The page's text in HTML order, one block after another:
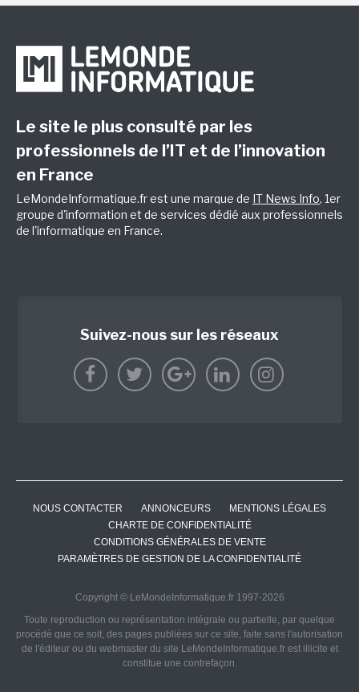
Le site le plus consulté par les
professionnels de l’IT et de l’innovation
en France
LeMondeInformatique.fr est une marque de IT News Info, 1er
groupe d'information et de services dédié aux professionnels
de l'informatique en France.
Suivez-nous sur les réseaux
NOUS CONTACTER ANNONCEURS
MENTIONS LÉGALES
CHARTE DE CONFIDENTIALITÉ
CONDITIONS GÉNÉRALES DE VENTE
PARAMÈTRES DE GESTION DE LA CONFIDENTIALITÉ
Copyright © LeMondeInformatique.fr 1997-2026
Toute reproduction ou représentation intégrale ou partielle, par quelque
procédé que ce soit, des pages publiées sur ce site, faite sans l'autorisation
de l'éditeur ou du webmaster du site LeMondeInformatique.fr est illicite et
constitue une contrefaçon.